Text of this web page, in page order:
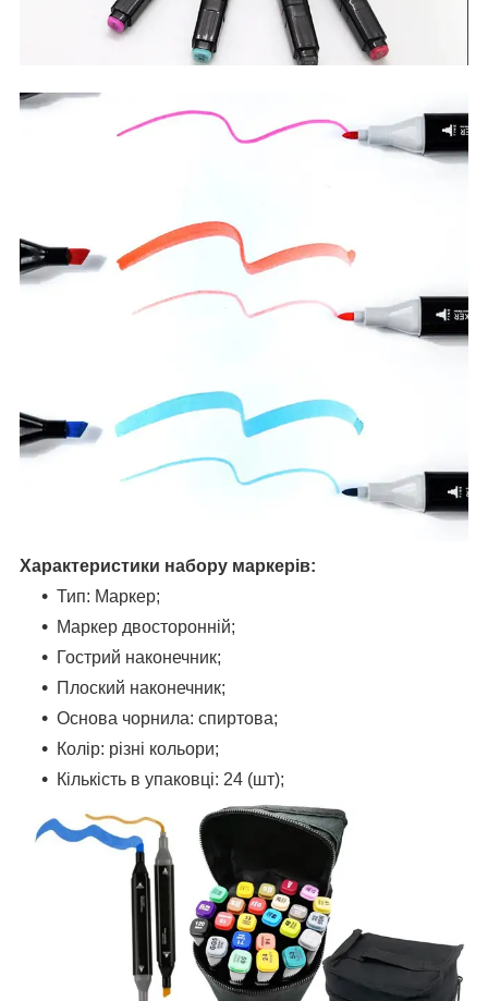
Характеристики набору маркерів:
Тип: Маркер;
Маркер двосторонній;
Гострий наконечник;
Плоский наконечник;
Основа чорнила: спиртова;
Колір: різні кольори;
Кількість в упаковці: 24 (шт);